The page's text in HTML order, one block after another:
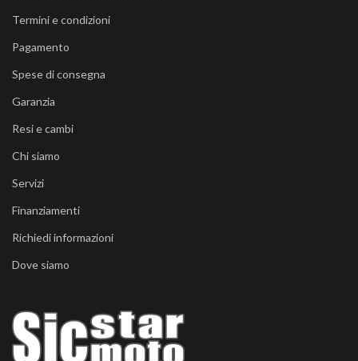
Termini e condizioni
Pagamento
Spese di consegna
Garanzia
Resi e cambi
Chi siamo
Servizi
Finanziamenti
Richiedi informazioni
Dove siamo